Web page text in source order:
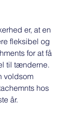
er, at en
fleksibel og
for at få
til tænderne.
voldsom
hos
år.